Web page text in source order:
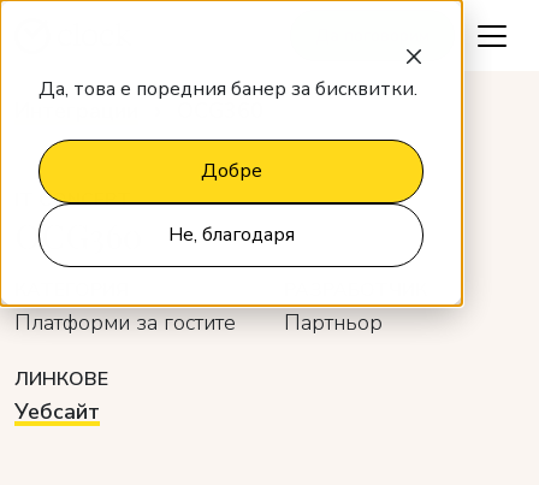
Да, това е поредния банер за бисквитки.
Добре
Не, благодаря
IT CONCEPT
OCG360
Платформи за гостите Партньор
ЛИНКОВЕ
Уебсайт